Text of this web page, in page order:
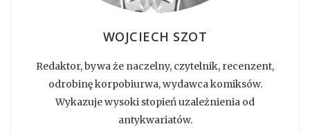
WOJCIECH SZOT
Redaktor, bywa że naczelny, czytelnik, recenzent,
odrobinę korpobiurwa, wydawca komiksów.
Wykazuje wysoki stopień uzależnienia od
antykwariatów.